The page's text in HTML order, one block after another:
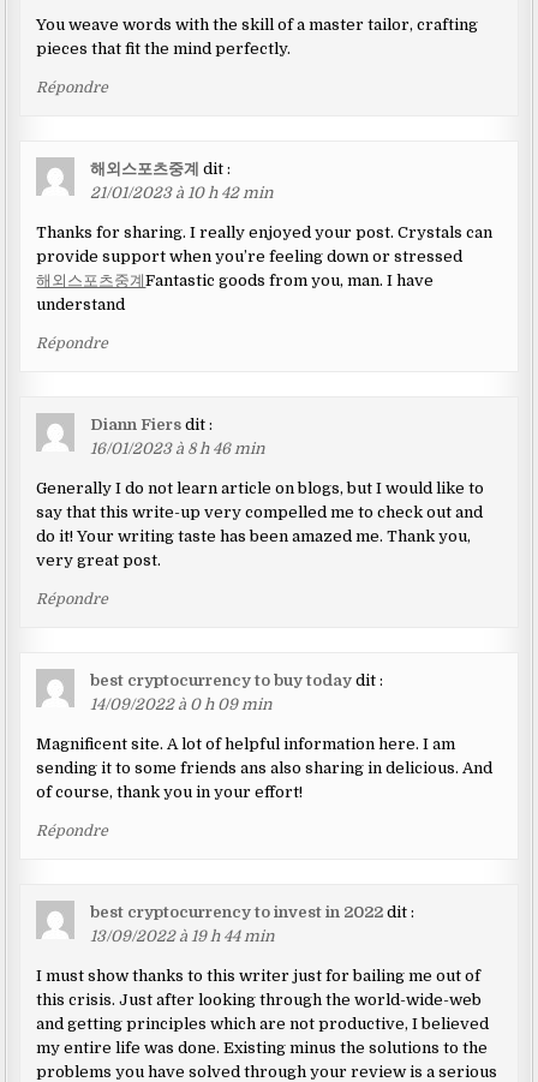
You weave words with the skill of a master tailor, crafting
pieces that fit the mind perfectly.
Répondre
해외스포츠중계 dit :
21/01/2023 à 10 h 42 min
Thanks for sharing. I really enjoyed your post. Crystals can
provide support when you’re feeling down or stressed
해외스포츠중계Fantastic goods from you, man. I have
understand
Répondre
Diann Fiers dit :
16/01/2023 à 8 h 46 min
Generally I do not learn article on blogs, but I would like to
say that this write-up very compelled me to check out and
do it! Your writing taste has been amazed me. Thank you,
very great post.
Répondre
best cryptocurrency to buy today dit :
14/09/2022 à 0 h 09 min
Magnificent site. A lot of helpful information here. I am
sending it to some friends ans also sharing in delicious. And
of course, thank you in your effort!
Répondre
best cryptocurrency to invest in 2022 dit :
13/09/2022 à 19 h 44 min
I must show thanks to this writer just for bailing me out of
this crisis. Just after looking through the world-wide-web
and getting principles which are not productive, I believed
my entire life was done. Existing minus the solutions to the
problems you have solved through your review is a serious